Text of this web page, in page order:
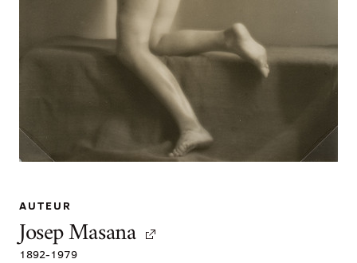
AUTEUR
Josep Masana
1892-1979